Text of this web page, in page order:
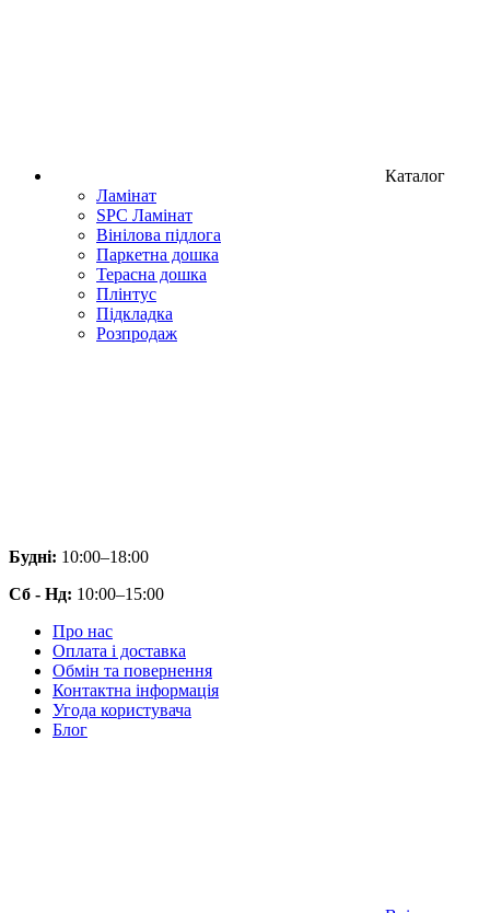
Каталог
Ламінат
SPC Ламінат
Вінілова підлога
Паркетна дошка
Терасна дошка
Плінтус
Підкладка
Розпродаж
Будні: 10:00–18:00
Сб - Нд: 10:00–15:00
Про нас
Оплата і доставка
Обмін та повернення
Контактна інформація
Угода користувача
Блог